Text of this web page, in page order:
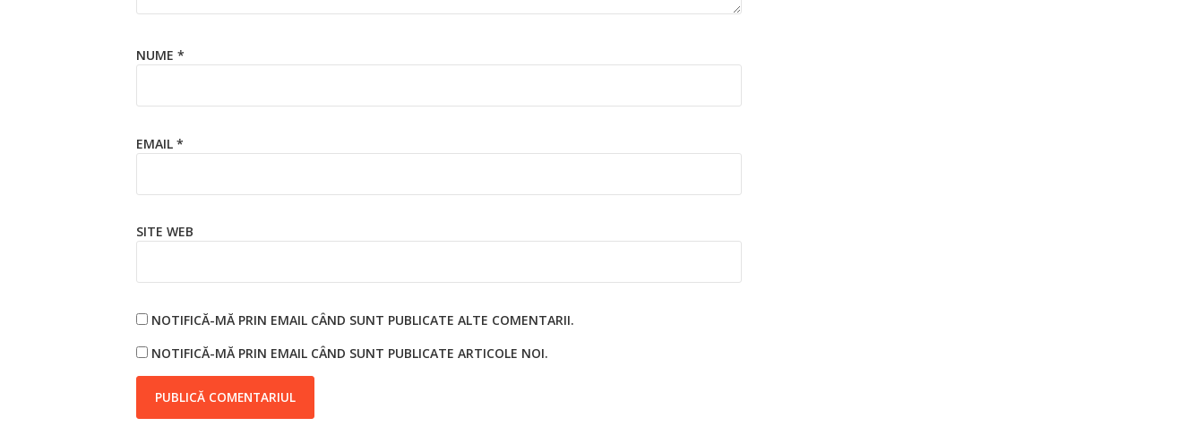
NUME *
EMAIL *
SITE WEB
NOTIFICĂ-MĂ PRIN EMAIL CÂND SUNT PUBLICATE ALTE COMENTARII.
NOTIFICĂ-MĂ PRIN EMAIL CÂND SUNT PUBLICATE ARTICOLE NOI.